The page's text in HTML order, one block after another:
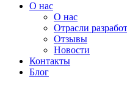
О нас
О нас
Отрасли
Отзывы
Новости
Контакты
Блог